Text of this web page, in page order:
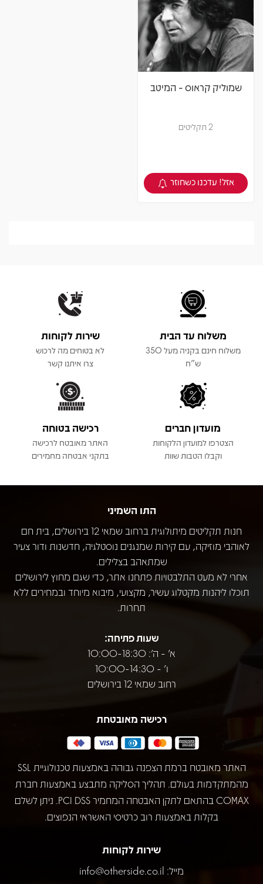
שמוליק קראוס - המיטב
2 תקליטים
צפיה במוצר
אזל! עדכנו כשחוזר
משלוח עד הבית
משלוח חינם בקניה מעל 350
ש"ח
שירות לקוחות
לא בטוחים מה לרכוש
צרו איתנו קשר
מועדון חברים
הצטרפו למועדון הלקוחות
וקבלו הטבות שוות
רכישה בטוחה
האתר מאובטח לרכישה
בתקני אבטחה מחמירים
התו השמיני
חנות תקליטים מיתולוגית ברחוב שמאי 12 בירושלים, בית חם
לאוהבי מוזיקה, עם קירות שמנגנים נוסטלגיה, חדשנות ודור צעיר
שמתאהב בצלילים.
אחרי לא מעט התלבטויות פתחנו אתר, כדי שגם מחוץ לירושלים
תוכלו ליהנות מקטלוג עשיר, מקצועי, מיבוא מיוחד ובמחירים ללא
תחרות.
שעות פתיחה:
א' - ה': 10:00-18:30
ו' - 10:00-14:30
רחוב שמאי 12 בירושלים
רכישה מאובטחת
האתר מאובטח ברמת הצפנה גבוהה באמצעות טכנולוגיית SSL
מהמתקדמות בעולם. תהליך הסליקה מתבצע באמצעות חברת
COMAX בהתאם לתקן האבטחה המחמיר PCI DSS. ניתן לשלם
בקלות באמצעות רוב כרטיסי האשראי הנפוצים.
שירות לקוחות
מייל: info@otherside.co.il